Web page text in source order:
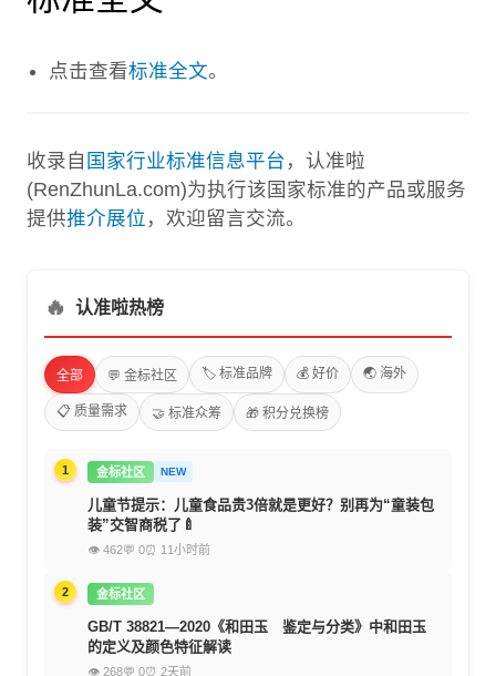
点击查看标准全文。
收录自 国家行业标准信息平台 ，认准啦
(RenZhunLa.com)为执行该国家标准的产品或服务
提供推介展位 ，欢迎留言交流。
🔥 认准啦热榜
全部 💬 金标社区 🏷️ 标准品牌 💰 好价 🌏 海外
📋 质量需求 🤝 标准众筹 🎁 积分兑换榜
1 金标社区 NEW
儿童节提示：儿童食品贵3倍就是更好？别再为“童装包
装”交智商税了🍼
👁 462💬 0⏰ 11小时前
2 金标社区
GB/T 38821—2020《和田玉 鉴定与分类》中和田玉
的定义及颜色特征解读
👁 268💬 0⏰ 2天前